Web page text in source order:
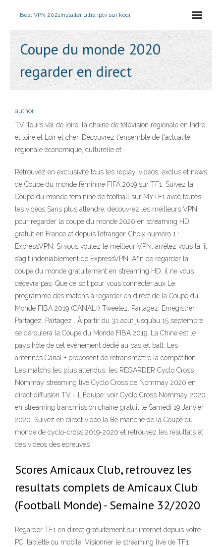
Best VPN 2021Installer ultra iptv sur kodi
Coupe du monde 2020
regarder en direct
author
TV Tours val de loire, la chaine de télévision régionale en Indre
et loire et Loir et cher. Découvrez l'ensemble de l'actualité
régionale économique, culturelle et
Retrouvez en exclusivité tous les replay, videos, exclus et news
de Coupe du monde féminine FIFA 2019 sur TF1. Suivez la
Coupe du monde féminine de football sur MYTF1 avec toutes
les vidéos Sans plus attendre, découvrez les meilleurs VPN
pour regarder la coupe du monde 2020 en streaming HD
gratuit en France et depuis l’étranger. Choix numéro 1 :
ExpressVPN. Si vous voulez le meilleur VPN, arrêtez vous là, il
s’agit indéniablement de ExpressVPN. Afin de regarder la
coupe du monde gratuitement en streaming HD, il ne vous
décevra pas. Que ce soit pour vous connecter aux Le
programme des matchs à regarder en direct de la Coupe du
Monde FIBA 2019 (CANAL+) Tweetez. Partagez. Enregistrer.
Partagez. Partagez . À partir du 31 août jusqu’au 15 septembre
se déroulera la Coupe du Monde FIBA 2019. La Chine est le
pays hôte de cet événement dédié au basket ball. Les
antennes Canal + proposent de retransmettre la compétition.
Les matchs les plus attendus, les REGARDER Cyclo Cross
Nommay streaming live Cyclo Cross de Nommay 2020 en
direct diffusion TV - L'Équipe: voir Cyclo Cross Nommay 2020
en streaming transmission chaine gratuit le Samedi 19 Janvier
2020. Suivez en direct vidéo la 8e manche de la Coupe du
monde de cyclo-cross 2019-2020 et retrouvez les résultats et
des vidéos des épreuves
Scores Amicaux Club, retrouvez les
resultats complets de Amicaux Club
(Football Monde) - Semaine 32/2020
Regarder TF1 en direct gratuitement sur internet depuis votre
PC, tablette ou mobile. Visionner le streaming live de TF1